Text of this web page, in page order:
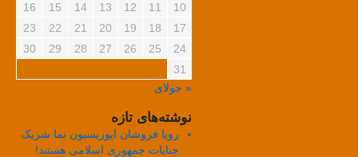
10
11
12
13
14
15
16
17
18
19
20
21
22
23
24
25
26
27
28
29
30
31
« جولای
نوشته‌های تازه
رویا فروشان اپوزیسیون نما شریک
جنایات جمهوری اسلامی هستند!